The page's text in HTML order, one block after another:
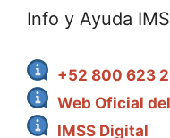
Info y Ayuda
+52 800 623
Web Oficial
IMSS Digital